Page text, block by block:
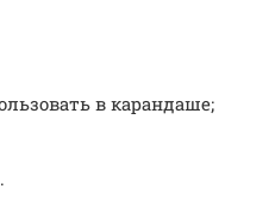
в карандаше;